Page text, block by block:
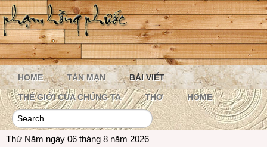
HOME TẢN MẠN BÀI VIẾT
THẾ GIỚI CỦA CHÚNG TA THƠ HOME
Thứ Năm ngày 06 tháng 8 năm 2026